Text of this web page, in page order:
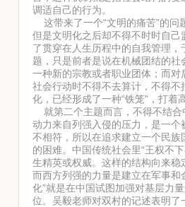
调适自己的行为。
这带来了一个“文明的痛苦”的问
但是文明化之后却不得不时时自己
了贯穿在人生历程中的自我管理
题，只是前者是说在机械团结的
一种新的宗教或者职业团体；而
社会行动时不得不去算计，不得
化，已经形成了一种“铁笼”，打
就第二个主题而言，不得不结合
动力来自列强入侵的压力，是一
不相符，所以在追求建立一个民
的困难。中国传统社会里“王权不
生精英或权威。这样的结构向来
而西方列强的力量是建立在军事
化”就是在中国试图加强对基层力
位。吴毅老师对双村的记述表明